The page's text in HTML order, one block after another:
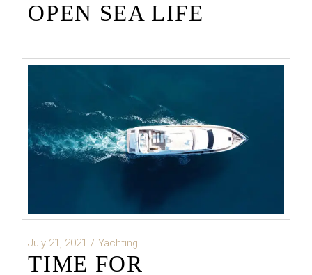
OPEN SEA LIFE
July 21, 2021 Yachting
TIME FOR